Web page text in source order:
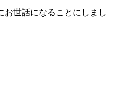
お世話になることにしまし